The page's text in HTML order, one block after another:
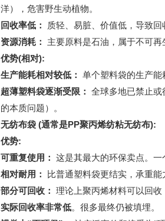
洋），危害野生动植物。
回收率低：
质轻、易脏、价值低，导致
资源消耗：
主要原料是石油，属于不可再
优势(相对):
生产能耗相对较低： 单个塑料袋的生产能
超薄塑料袋逐渐受限： 全球多地已禁止
的本质问题）。
无纺布袋 (通常是PP聚丙烯纺粘无纺布):
优势:
可重复使用： 这是其最大的环保卖点。一
相对耐用：
比普通塑料袋更结实，承重能
部分可回收： 理论上聚丙烯材料可以回
实际回收率非常低。很多最终仍被填埋。